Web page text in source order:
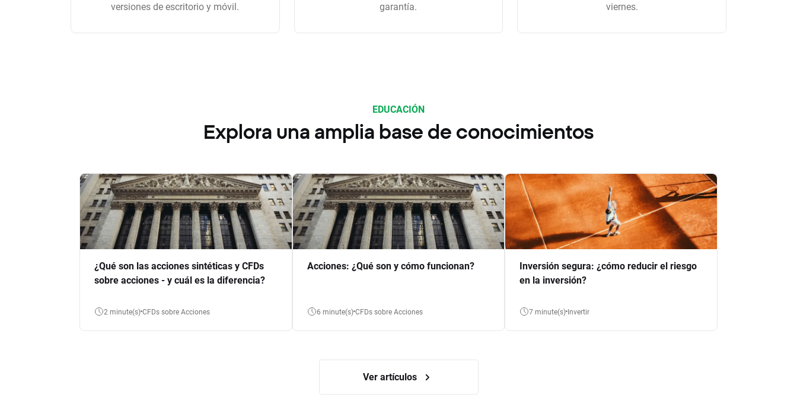
versiones de escritorio y móvil.
garantía.
viernes.
EDUCACIÓN
Explora una amplia base de conocimientos
¿Qué son las acciones sintéticas y CFDs
sobre acciones - y cuál es la diferencia?
2 minute(s) CFDs sobre Acciones
Acciones: ¿Qué son y cómo funcionan?
6 minute(s) CFDs sobre Acciones
Inversión segura: ¿cómo reducir el riesgo
en la inversión?
7 minute(s) Invertir
Ver artículos